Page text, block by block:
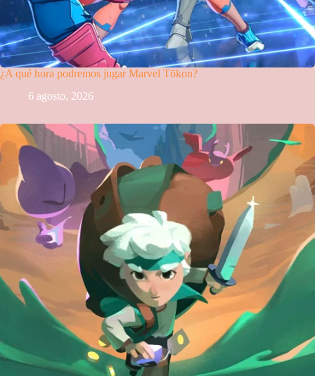
¿A qué hora podremos jugar Marvel Tōkon?
6 agosto, 2026